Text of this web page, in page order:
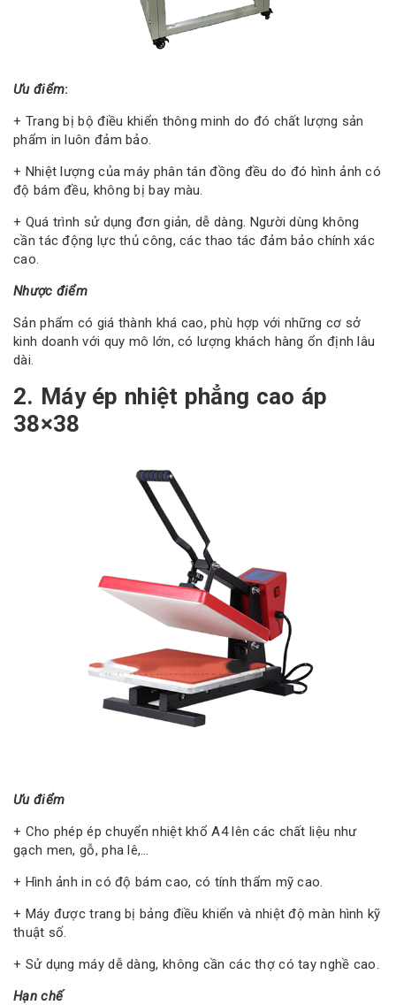
Ưu điểm:
+ Trang bị bộ điều khiển thông minh do đó chất lượng sản
phẩm in luôn đảm bảo.
+ Nhiệt lượng của máy phân tán đồng đều do đó hình ảnh có
độ bám đều, không bị bay màu.
+ Quá trình sử dụng đơn giản, dễ dàng. Người dùng không
cần tác động lực thủ công, các thao tác đảm bảo chính xác
cao.
Nhược điểm
Sản phẩm có giá thành khá cao, phù hợp với những cơ sở
kinh doanh với quy mô lớn, có lượng khách hàng ổn định lâu
dài.
2. Máy ép nhiệt phẳng cao áp
38×38
Ưu điểm
+ Cho phép ép chuyển nhiệt khổ A4 lên các chất liệu như
gạch men, gỗ, pha lê,…
+ Hình ảnh in có độ bám cao, có tính thẩm mỹ cao.
+ Máy được trang bị bảng điều khiển và nhiệt độ màn hình kỹ
thuật số.
+ Sử dụng máy dễ dàng, không cần các thợ có tay nghề cao.
Hạn chế